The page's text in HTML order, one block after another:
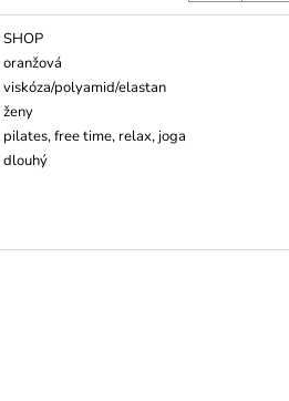
SHOP
oranžová
viskóza/polyamid/elastan
ženy
pilates, free time, relax, joga
dlouhý